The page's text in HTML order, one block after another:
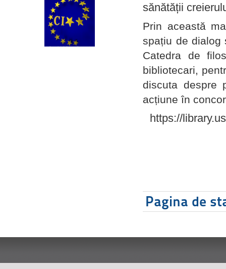
sănătății
Prin această
spațiu de dialog
Catedra de
bibliotecari,
discuta despre
acțiune în
https://
Pagina de